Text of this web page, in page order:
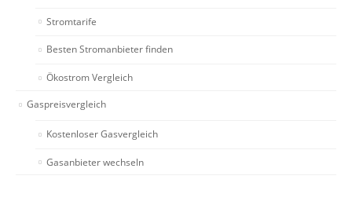
Stromtarife
Besten Stromanbieter finden
Ökostrom Vergleich
Gaspreisvergleich
Kostenloser Gasvergleich
Gasanbieter wechseln